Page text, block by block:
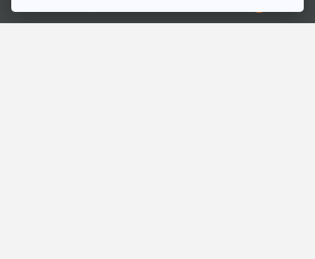
Ⓒ 2020 องค์การกระจายเสียงและแพร่ภาพสาธารณะแห่งประเทศไทย
EP. 156: นิทาน สามสีกอด
EP. 19: ล่องไพร เทวรูปชาว